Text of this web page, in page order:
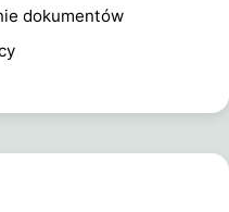
dokumentów